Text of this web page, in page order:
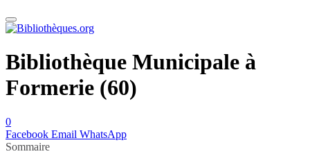
Bibliothèque Municipale à
Formerie (60)
0
Facebook Email WhatsApp
Sommaire